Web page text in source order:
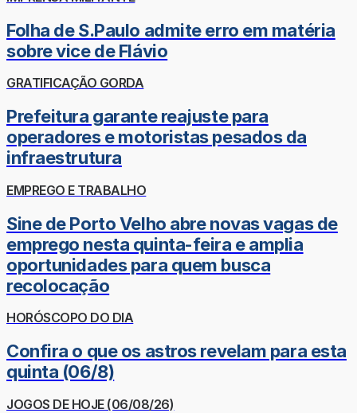
Folha de S.Paulo admite erro em matéria
sobre vice de Flávio
GRATIFICAÇÃO GORDA
Prefeitura garante reajuste para
operadores e motoristas pesados da
infraestrutura
EMPREGO E TRABALHO
Sine de Porto Velho abre novas vagas de
emprego nesta quinta-feira e amplia
oportunidades para quem busca
recolocação
HORÓSCOPO DO DIA
Confira o que os astros revelam para esta
quinta (06/8)
JOGOS DE HOJE (06/08/26)